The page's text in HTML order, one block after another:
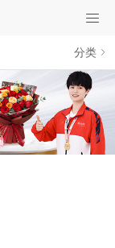
分类